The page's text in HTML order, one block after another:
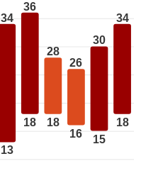
34
13
36
18
28
18
26
16
30
15
34
18